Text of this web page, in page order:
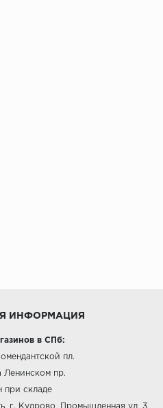
ИНФОРМАЦИЯ
в СПб:
пл.
Ленинском пр.
при складе
г. Кудрово, Промышленная ул, 3